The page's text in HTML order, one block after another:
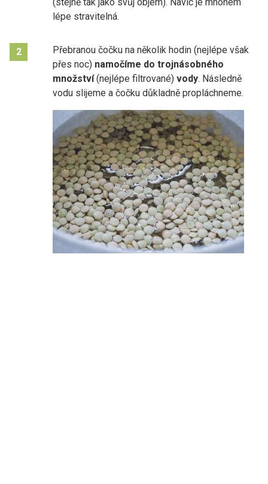
lépe stravitelná.
2
Přebranou čočku na několik hodin (nejlépe však
přes noc) namočíme do trojnásobného
množství(nejlépe filtrované) vody. Následně
vodu slijeme a čočku důkladně propláchneme.